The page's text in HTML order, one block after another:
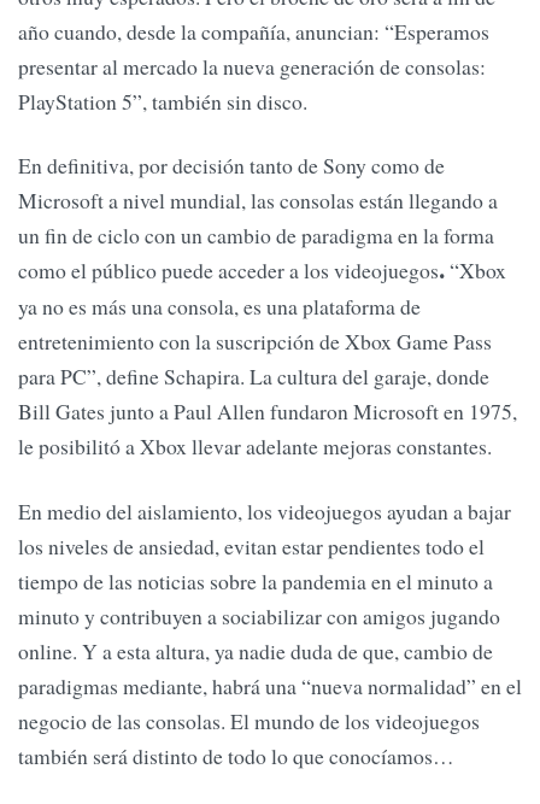
año cuando, desde la compañía, anuncian: “Esperamos
presentar al mercado la nueva generación de consolas:
PlayStation 5”, también sin disco.
En definitiva, por decisión tanto de Sony como de
Microsoft a nivel mundial, las consolas están llegando a
un fin de ciclo con un cambio de paradigma en la forma
como el público puede acceder a los videojuegos.“Xbox
ya no es más una consola, es una plataforma de
entretenimiento con la suscripción de Xbox Game Pass
para PC”, define Schapira. La cultura del garaje, donde
Bill Gates junto a Paul Allen fundaron Microsoft en 1975,
le posibilitó a Xbox llevar adelante mejoras constantes.
En medio del aislamiento, los videojuegos ayudan a bajar
los niveles de ansiedad, evitan estar pendientes todo el
tiempo de las noticias sobre la pandemia en el minuto a
minuto y contribuyen a sociabilizar con amigos jugando
online. Y a esta altura, ya nadie duda de que, cambio de
paradigmas mediante, habrá una “nueva normalidad” en el
negocio de las consolas. El mundo de los videojuegos
también será distinto de todo lo que conocíamos…